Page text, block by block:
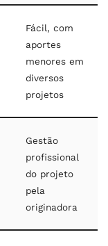
Fácil, com
aportes
menores em
diversos
projetos
Gestão
profissional
do projeto
pela
originadora